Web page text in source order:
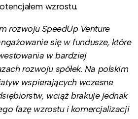
wzrostu.
rozwoju SpeedUp Venture
się w fundusze, które
w bardziej
rozwoju spółek. Na polskim
wspierających wczesne
wciąż brakuje jednak
fazę wzrostu i komercjalizacji